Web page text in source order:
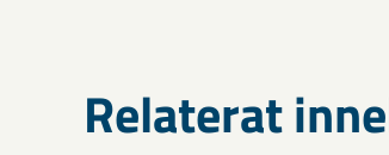
Relaterat